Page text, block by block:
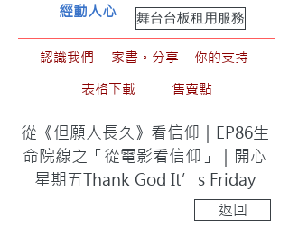
舞台台板租用服務
經動人心
認識我們 家書。分享
你的支持
表格下載
售賣點
從《但願人長久》看信仰｜EP86生
命院線之「從電影看信仰」｜開心
星期五Thank God It’s Friday
返回